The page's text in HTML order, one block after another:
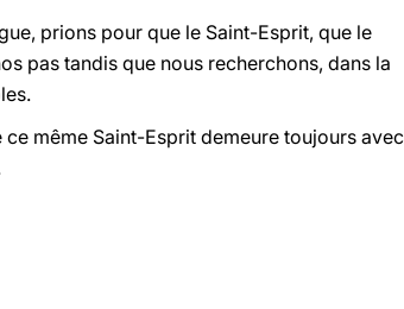
prions pour que le Saint-Esprit, que le
pas tandis que nous recherchons, dans la
même Saint-Esprit demeure toujours avec